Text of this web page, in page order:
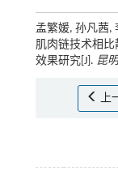
孟繁媛, 孙凡茜,
肌肉链技术相比
效果研究[J]. 昆
上